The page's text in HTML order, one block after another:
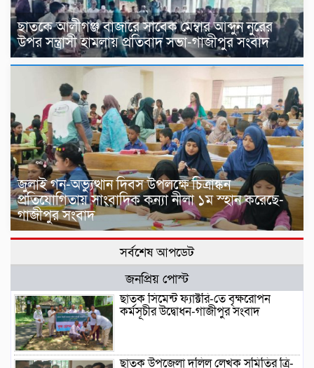
ছাতকে আলীগঞ্জ বাজারে সাবেক মেম্বার আব্দুন নুরের
উপর সন্ত্রাসী হামলায় প্রতিবাদ সভা-গাজীপুর সংবাদ
জুলাই গন-অভ্যুত্থান দিবস উপলক্ষে চিত্রাঙ্কন
প্রতিযোগিতায় সাংবাদিক কন্যা নীলা ১ম স্হান করেছে-
গাজীপুর সংবাদ
সর্বশেষ আপডেট
জনপ্রিয় পোস্ট
ছাতক সিমেন্ট ফ্যাক্টরি-তে বৃক্ষরোপন
কর্মসূচীর উদ্বোধন-গাজীপুর সংবাদ
ছাতক উপজেলা দলিল লেখক সমিতির ত্রি-